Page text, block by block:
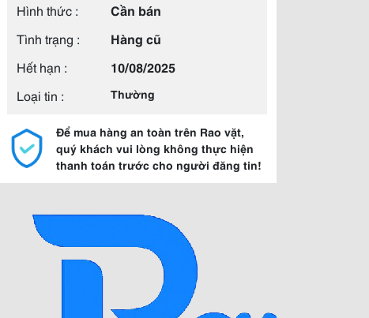
Hình thức :
Cần bán
Tình trạng :
Hàng cũ
Hết hạn :
10/08/2025
Loại tin :
Thường
Để mua hàng an toàn trên Rao vặt,
quý khách vui lòng không thực hiện
thanh toán trước cho người đăng tin!